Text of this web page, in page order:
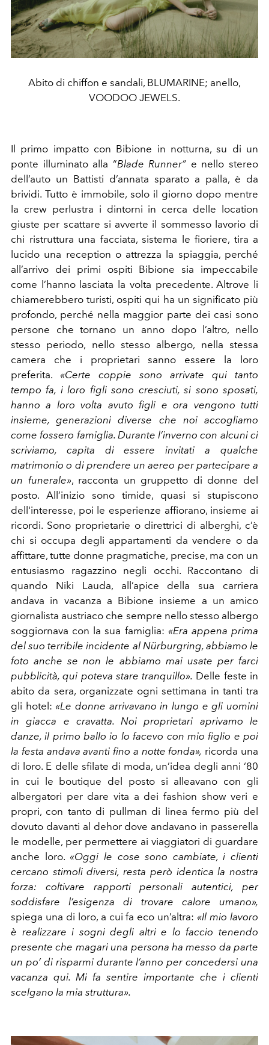
Abito di chiffon e sandali, BLUMARINE; anello,
VOODOO JEWELS.
Il primo impatto con Bibione in notturna, su di un
ponte illuminato alla “Blade Runner” e nello stereo
dell’auto un Battisti d’annata sparato a palla, è da
brividi. Tutto è immobile, solo il giorno dopo mentre
la crew perlustra i dintorni in cerca delle location
giuste per scattare si avverte il sommesso lavorio di
chi ristruttura una facciata, sistema le fioriere, tira a
lucido una reception o attrezza la spiaggia, perché
all’arrivo dei primi ospiti Bibione sia impeccabile
come l’hanno lasciata la volta precedente. Altrove li
chiamerebbero turisti, ospiti qui ha un significato più
profondo, perché nella maggior parte dei casi sono
persone che tornano un anno dopo l’altro, nello
stesso periodo, nello stesso albergo, nella stessa
camera che i proprietari sanno essere la loro
preferita. «Certe coppie sono arrivate qui tanto
tempo fa, i loro figli sono cresciuti, si sono sposati,
hanno a loro volta avuto figli e ora vengono tutti
insieme, generazioni diverse che noi accogliamo
come fossero famiglia. Durante l’inverno con alcuni ci
scriviamo, capita di essere invitati a qualche
matrimonio o di prendere un aereo per partecipare a
un funerale», racconta un gruppetto di donne del
posto. All’inizio sono timide, quasi si stupiscono
dell'interesse, poi le esperienze affiorano, insieme ai
ricordi. Sono proprietarie o direttrici di alberghi, c’è
chi si occupa degli appartamenti da vendere o da
affittare, tutte donne pragmatiche, precise, ma con un
entusiasmo ragazzino negli occhi. Raccontano di
quando Niki Lauda, all’apice della sua carriera
andava in vacanza a Bibione insieme a un amico
giornalista austriaco che sempre nello stesso albergo
soggiornava con la sua famiglia: «Era appena prima
del suo terribile incidente al Nürburgring, abbiamo le
foto anche se non le abbiamo mai usate per farci
pubblicità, qui poteva stare tranquillo». Delle feste in
abito da sera, organizzate ogni settimana in tanti tra
gli hotel: «Le donne arrivavano in lungo e gli uomini
in giacca e cravatta. Noi proprietari aprivamo le
danze, il primo ballo io lo facevo con mio figlio e poi
la festa andava avanti fino a notte fonda», ricorda una
di loro. E delle sfilate di moda, un’idea degli anni ‘80
in cui le boutique del posto si alleavano con gli
albergatori per dare vita a dei fashion show veri e
propri, con tanto di pullman di linea fermo più del
dovuto davanti al dehor dove andavano in passerella
le modelle, per permettere ai viaggiatori di guardare
anche loro. «Oggi le cose sono cambiate, i clienti
cercano stimoli diversi, resta però identica la nostra
forza: coltivare rapporti personali autentici, per
soddisfare l’esigenza di trovare calore umano»,
spiega una di loro, a cui fa eco un’altra: «Il mio lavoro
è realizzare i sogni degli altri e lo faccio tenendo
presente che magari una persona ha messo da parte
un po’ di risparmi durante l’anno per concedersi una
vacanza qui. Mi fa sentire importante che i clienti
scelgano la mia struttura».